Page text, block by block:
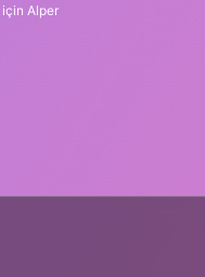
için Alper